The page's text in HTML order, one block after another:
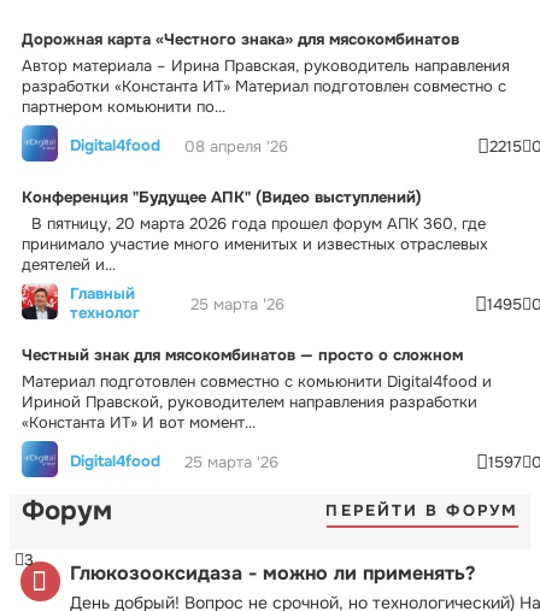
Дорожная карта «Честного знака» для мясокомбинатов
Автор материала – Ирина Правская, руководитель направления
разработки «Константа ИТ» Материал подготовлен совместно с
партнером комьюнити по...
Digital4food
08 апреля '26 2215
Конференция "Будущее АПК" (Видео выступлений)
В пятницу, 20 марта 2026 года прошел форум АПК 360, где
принимало участие много именитых и известных отраслевых
деятелей и...
Главный
технолог
25 марта '26 1495
Честный знак для мясокомбинатов — просто о сложном
Материал подготовлен совместно с комьюнити Digital4food и
Ириной Правской, руководителем направления разработки
«Константа ИТ» И вот момент...
Digital4food
25 марта '26 1597
Форум ПЕРЕЙТИ В ФОРУМ
Глюкозооксидаза - можно ли применять?
День добрый! Вопрос не срочной, но технологический) На
3